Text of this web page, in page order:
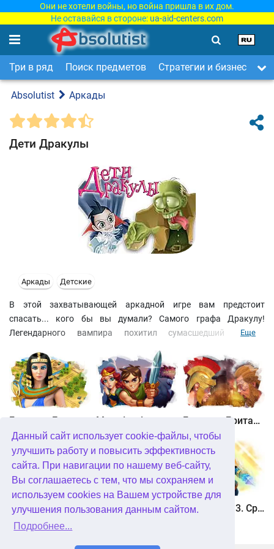
Данный сайт использует cookie-файлы, чтобы
улучшить работу и повысить эффективность
сайта. При навигации по нашему веб-сайту,
Вы соглашаетесь с тем, что мы сохраняем и
используем cookies на Вашем устройстве для
улучшения пользования данным сайтом.
Подробнее...
Они не хотели войны, но война пришла в их дом.
Не оставайся в стороне: ua-aid-centers.com
Три в ряд Поиск предметов Стратегии и бизнес
Absolutist Аркады
Дети Дракулы
Аркады Детские
В этой захватывающей аркадной игре вам предстоит
спасать... кого бы вы думали? Самого графа Дракулу!
Легендарного вампира похитил сумасшедший доктор
эликсира вечной жизни. Вместе с одним из потомков графа
вам предстоит сразиться с легионами зомби, преодолеть
массу препятствий и в конечном итоге спасти любимого отца.
Вас ждет отличная трехмерная графика и увлекательный
игровой процесс.
Еще
Maze Lord Битва за Британию. Восстание Каратака
Охота онлайн Птичий переполох 3 Солдатики 3. Средневековье